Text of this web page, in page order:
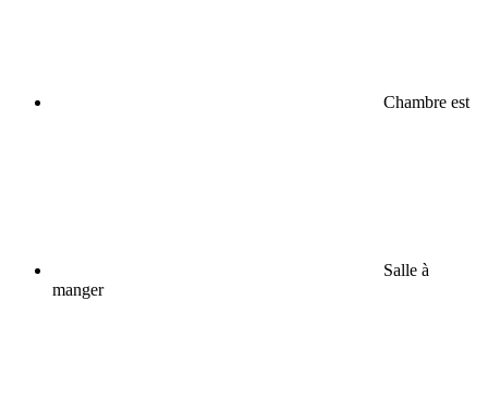
Chambre est
Salle à
manger